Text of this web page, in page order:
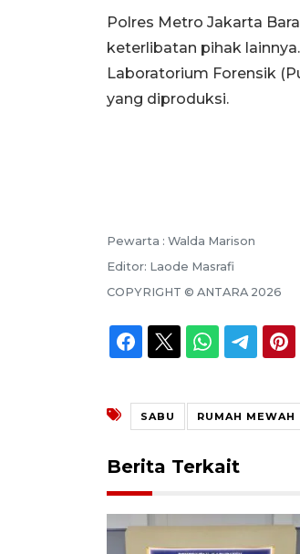
Polres Metro Jakarta
keterlibatan pihak
Laboratorium Forensik
yang diproduksi.
Pewarta : Walda Marison
Editor: Laode Masrafi
COPYRIGHT © ANTARA 2026
SABU RUMAH MEWAH
Berita Terkait